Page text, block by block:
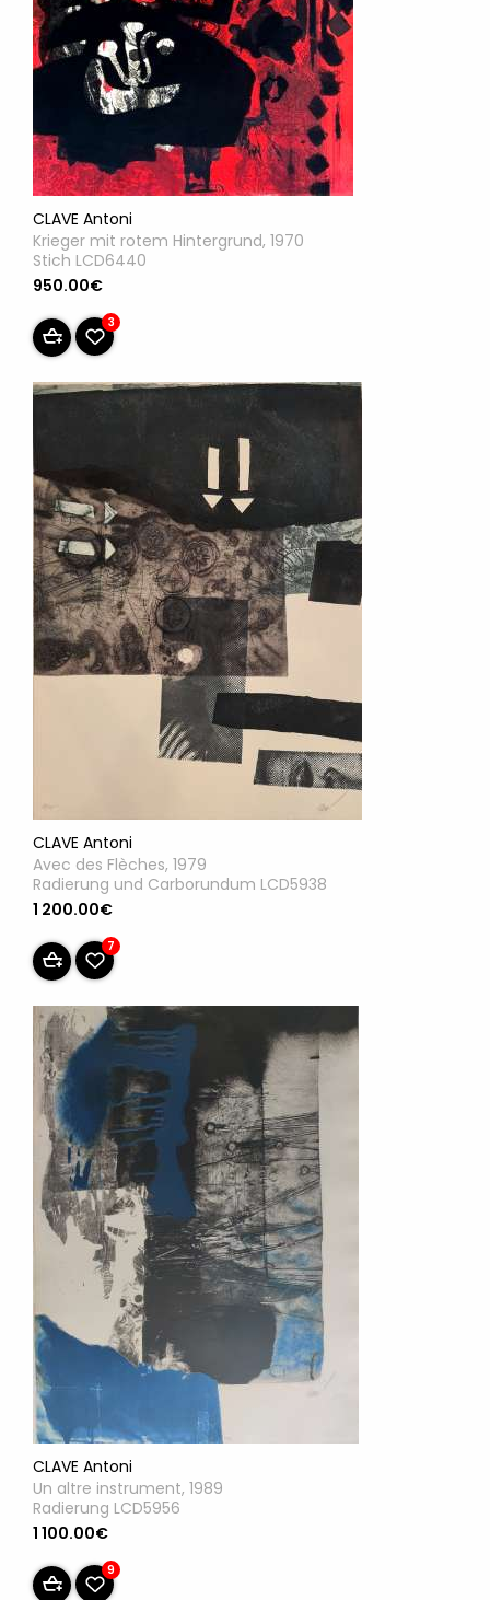
CLAVE Antoni
Krieger mit rotem Hintergrund, 1970
Stich LCD6440
950.00€
3
CLAVE Antoni
Avec des Flèches, 1979
Radierung und Carborundum LCD5938
1 200.00€
7
CLAVE Antoni
Un altre instrument, 1989
Radierung LCD5956
1 100.00€
9